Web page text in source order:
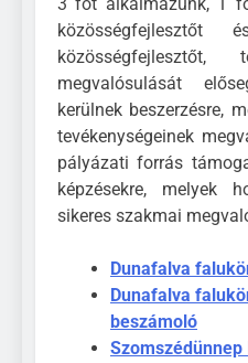
megvalósulását
kerülnek beszerzésre,
tevékenységeinek
pályázati forrás
képzésekre, melyek
sikeres szakmai
Dunafalva
Dunafalva
beszámoló
Szomszédünnep